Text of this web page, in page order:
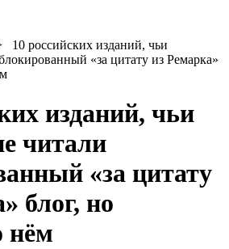
10 российских изданий, чьи
«за цитату из Ремарка»
изданий, чьи
читали
«за цитату
блог, но
нём